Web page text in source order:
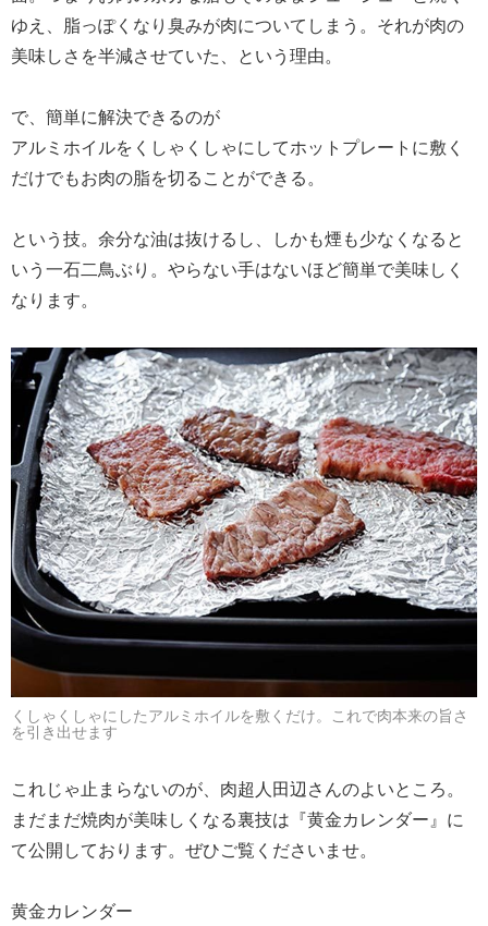
ゆえ、脂っぽくなり臭みが肉についてしまう。それが肉の
美味しさを半減させていた、という理由。
で、簡単に解決できるのが
アルミホイルをくしゃくしゃにしてホットプレートに敷く
だけでもお肉の脂を切ることができる。
という技。余分な油は抜けるし、しかも煙も少なくなると
いう一石二鳥ぶり。やらない手はないほど簡単で美味しく
なります。
くしゃくしゃにしたアルミホイルを敷くだけ。これで肉本来の旨さ
を引き出せます
これじゃ止まらないのが、肉超人田辺さんのよいところ。
まだまだ焼肉が美味しくなる裏技は『黄金カレンダー』に
て公開しております。ぜひご覧くださいませ。
黄金カレンダー